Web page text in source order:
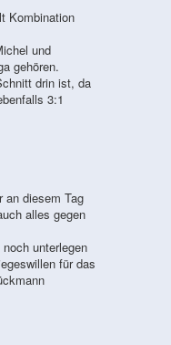
Kombination
und
gehören.
drin ist, da
3:1
an diesem Tag
alles gegen
unterlegen
für das